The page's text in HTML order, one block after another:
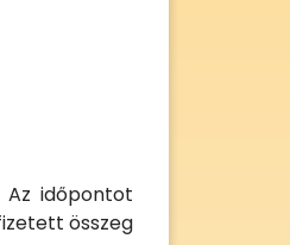
Az időpontot
összeg